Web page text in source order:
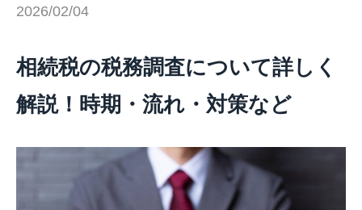
2026/02/04
相続税の税務調査について詳しく
解説！時期・流れ・対策など